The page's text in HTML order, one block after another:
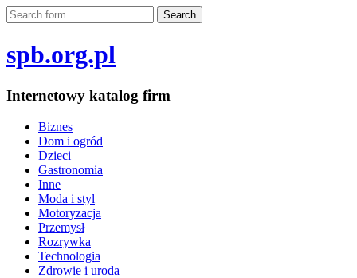
spb.org.pl
Internetowy katalog firm
Biznes
Dom i ogród
Dzieci
Gastronomia
Inne
Moda i styl
Motoryzacja
Przemysł
Rozrywka
Technologia
Zdrowie i uroda